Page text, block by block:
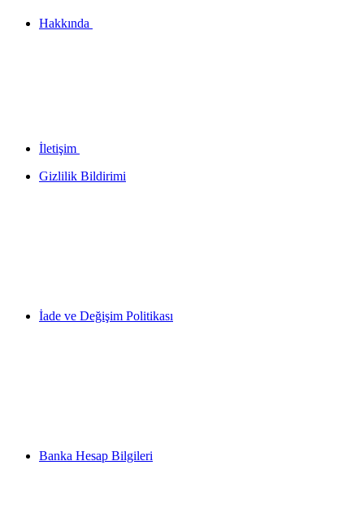
Hakkında
İletişim
Gizlilik Bildirimi
İade ve Değişim Politikası
Banka Hesap Bilgileri